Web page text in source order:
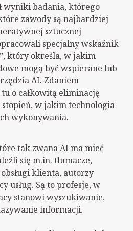
wyniki badania, którego
zawody są najbardziej
sztucznej
specjalny wskaźnik
który określa, w jakim
mogą być wspierane lub
AI. Zdaniem
o całkowitą eliminację
w jakim technologia
wykonywania.
tak zwana AI ma mieć
się m.in. tłumacze,
klienta, autorzy
usług. Są to profesje, w
stanowi wyszukiwanie,
informacji.